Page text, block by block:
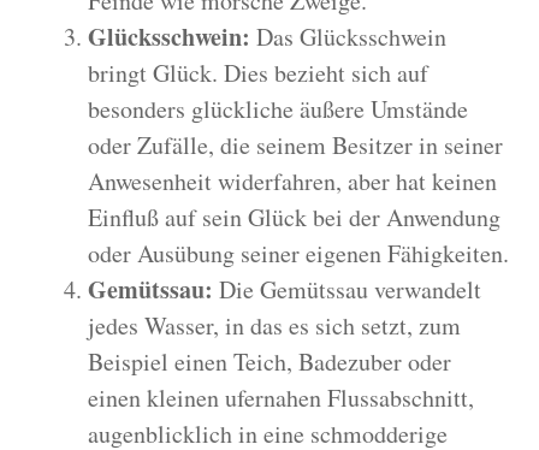
Glücksschwein: Das Glücksschwein
bringt Glück. Dies bezieht sich auf
besonders glückliche äußere Umstände
oder Zufälle, die seinem Besitzer in seiner
Anwesenheit widerfahren, aber hat keinen
Einfluß auf sein Glück bei der Anwendung
oder Ausübung seiner eigenen Fähigkeiten.
Gemütssau: Die Gemütssau verwandelt
jedes Wasser, in das es sich setzt, zum
Beispiel einen Teich, Badezuber oder
einen kleinen ufernahen Flussabschnitt,
augenblicklich in eine schmodderige